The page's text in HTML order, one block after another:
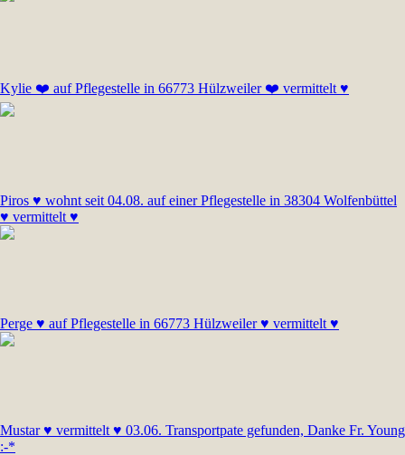
Kylie ❤️ auf Pflegestelle in 66773 Hülzweiler ❤️ vermittelt ♥
Piros ♥ wohnt seit 04.08. auf einer Pflegestelle in 38304 Wolfenbüttel
♥ vermittelt ♥
Perge ♥ auf Pflegestelle in 66773 Hülzweiler ♥ vermittelt ♥
Mustar ♥ vermittelt ♥ 03.06. Transportpate gefunden, Danke Fr. Young
:-*